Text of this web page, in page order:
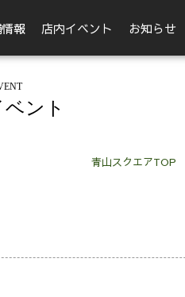
報 店内イベント お知らせ
ベント
青山スクエアTOP